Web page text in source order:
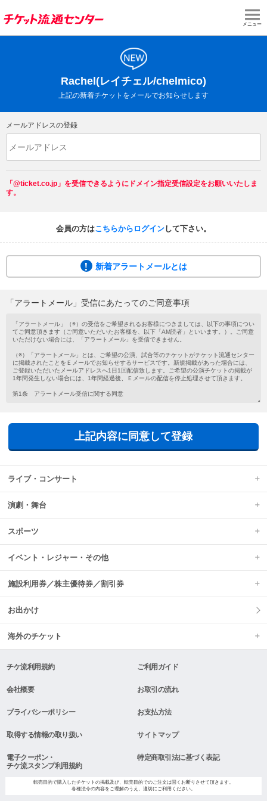
メニュー
Rachel(レイチェル/chelmico)
上記の新着チケットをメールでお知らせします
メールアドレスの登録
「@ticket.co.jp」を受信できるようにドメイン指定受信設定をお願いいたしま
す。
会員の方はこちらからログイン して下さい。
新着アラートメールとは
会員登録がお済みでない方もメールアドレスを登録するだけで気軽にご利用い
ただけます。
たメールアドレスへ1日1回配信されます。
「アラートメール」受信にあたってのご同意事項
上記内容に同意して登録
ライブ・コンサート
演劇・舞台
スポーツ
イベント・レジャー・その他
施設利用券／株主優待券／割引券
お出かけ
海外のチケット
チケ流利用規約 ご利用ガイド
会社概要 お取引の流れ
プライバシーポリシー お支払方法
取得する情報の取り扱い サイトマップ
電子クーポン・
チケ流スタンプ利用規約
特定商取引法に基づく表記
転売目的で購入したチケットの掲載及び、転売目的でのご注文は固くお断りさせて頂きます。
各種法令の内容をご理解のうえ、適切にご利用ください。